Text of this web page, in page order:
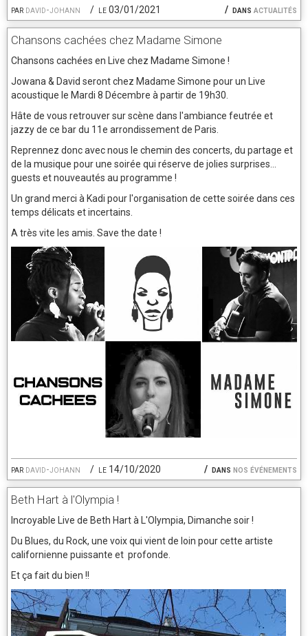
par david-johann le 03/01/2021 dans actualités
Chansons cachées chez Madame Simone
par david-johann le 14/10/2020 dans nos événements
Chansons cachées en Live chez Madame Simone !
Jowana & David seront chez Madame Simone pour un Live
acoustique le Mardi 8 Décembre à partir de 19h30.
Hâte de vous retrouver sur scène dans l'ambiance feutrée et
jazzy de ce bar du 11e arrondissement de Paris.
Reprennez donc avec nous le chemin des concerts, du partage et
de la musique pour une soirée qui réserve de jolies surprises...
guests et nouveautés au programme !
Un grand merci à Kadi pour l'organisation de cette soirée dans ces
temps délicats et incertains.
A très vite les amis. Save the date !
Beth Hart à l'Olympia !
Incroyable Live de Beth Hart à L'Olympia, Dimanche soir !
Du Blues, du Rock, une voix qui vient de loin pour cette artiste
californienne puissante et profonde.
Et ça fait du bien !!